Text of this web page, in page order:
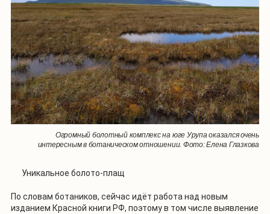
Огромный болотный комплекс на юге Урупа оказался очень
интересным в ботаническом отношении. Фото: Елена Глазкова
Уникальное болото-плащ
По словам ботаников, сейчас идёт работа над новым
изданием Красной книги РФ, поэтому в том числе выявление